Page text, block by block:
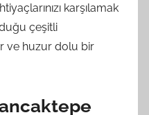
karşılamak
çeşitli
ve huzur dolu bir